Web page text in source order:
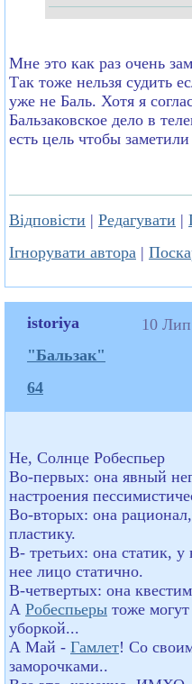
Мне это как раз очень
Так тоже нельзя судить
уже не Баль. Хотя я
Бальзаковское дело в
есть цель чтобы
Відповісти | Редагувати |
Ігнорувати автора |
istoriya
"Бальзак"
64
10
Не, Солнце Робеспьер
Во-первых: она явный
настроения
Во-вторых: она
пластику.
В- третьих: она статик,
нее лицо статично.
В-четвертых: она квестим
А Робеспьеры тоже могут
уборкой...
А Май - Гамлет! Со
заморочками..